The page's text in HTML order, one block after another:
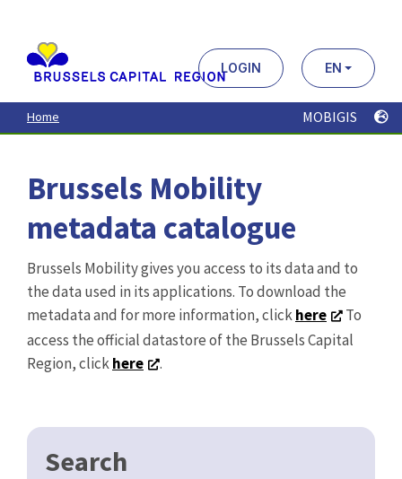
contenu
principal
LOGIN EN
Home MOBIGIS
Brussels Mobility
metadata catalogue
Brussels Mobility gives you access to its data and to
the data used in its applications. To download the
metadata and for more information, clickhere
To
access the official datastore of the Brussels Capital
Region, clickhere .
Search